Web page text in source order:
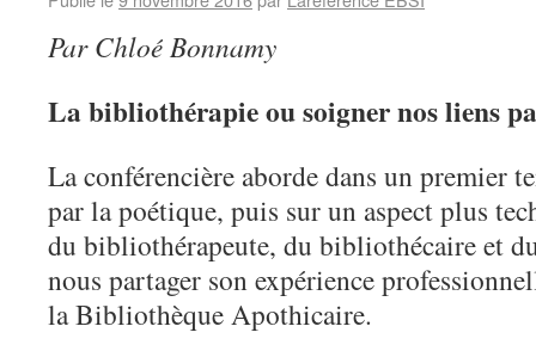
Par Chloé Bonnamy
La bibliothérapie ou soigner nos liens
La conférencière aborde dans un premier
par la poétique, puis sur un aspect plus
du bibliothérapeute, du bibliothécaire et
nous partager son expérience
la Bibliothèque Apothicaire.